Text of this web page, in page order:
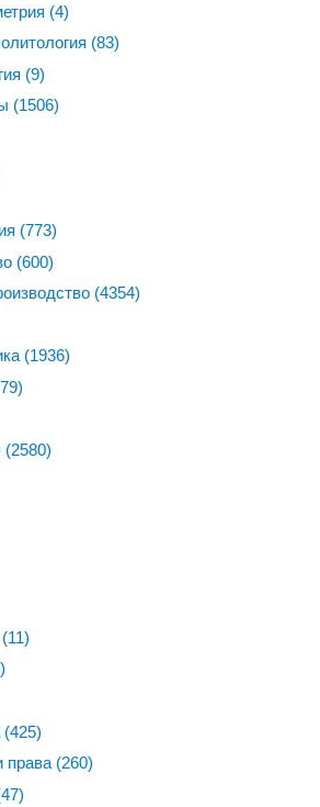
(4)
(83)
(9)
(1506)
(773)
(600)
(4354)
(1936)
(2580)
(11)
(425)
права (260)